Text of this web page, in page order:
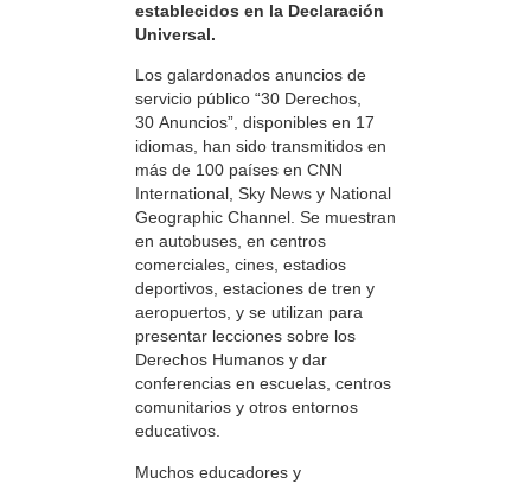
establecidos en la Declaración
Universal.
Los galardonados anuncios de
servicio público “30 Derechos,
30 Anuncios”, disponibles en 17
idiomas, han sido transmitidos en
más de 100 países en CNN
International, Sky News y National
Geographic Channel. Se muestran
en autobuses, en centros
comerciales, cines, estadios
deportivos, estaciones de tren y
aeropuertos, y se utilizan para
presentar lecciones sobre los
Derechos Humanos y dar
conferencias en escuelas, centros
comunitarios y otros entornos
educativos.
Muchos educadores y